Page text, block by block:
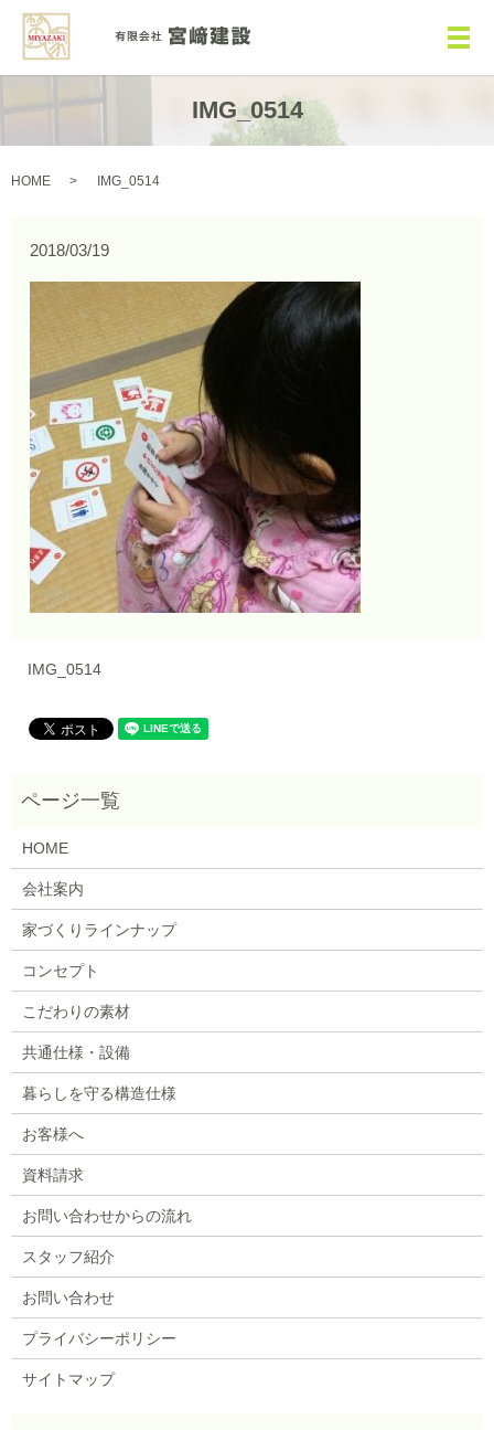
メ
IMG_0514
HOME IMG_0514
2018/03/19
IMG_0514
HOME
会社案内
家づくりラインナップ
コンセプト
こだわりの素材
共通仕様・設備
暮らしを守る構造仕様
お客様へ
資料請求
お問い合わせからの流れ
スタッフ紹介
お問い合わせ
プライバシーポリシー
サイトマップ